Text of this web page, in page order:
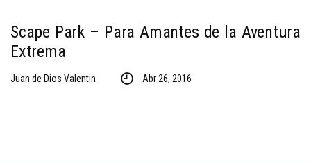
Scape Park – Para Amantes de la Aventura
Extrema
Juan de Dios Valentin Abr 26, 2016